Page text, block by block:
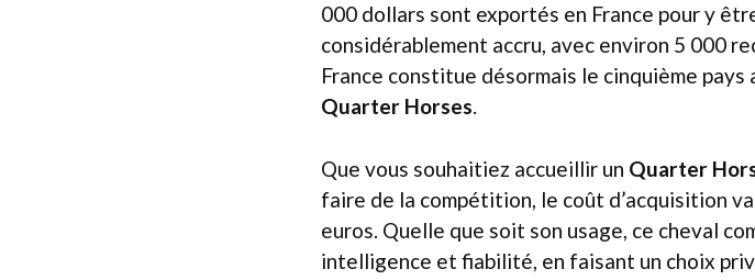
000 dollars sont exportés en France pour y
considérablement accru, avec environ 5 000
France constitue désormais le cinquième
Quarter Horses.
Que vous souhaitiez accueillir un Quarter
faire de la compétition, le coût d’acquisition
euros. Quelle que soit son usage, ce cheval
intelligence et fiabilité, en faisant un choix